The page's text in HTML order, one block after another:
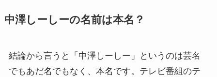
中澤しーしーの名前は本名？
結論から言うと「中澤しーしー」というのは芸名
でもあだ名でもなく、本名です。テレビ番組のテ